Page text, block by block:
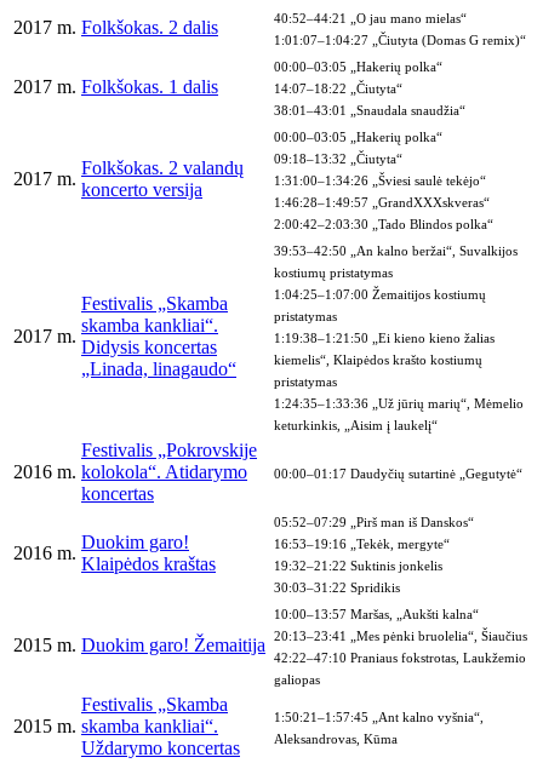
2017 m. Folkšokas. 2 dalis
40:52–44:21 „O jau mano mielas“
1:01:07–1:04:27 „Čiutyta (Domas G remix)“
2017 m. Folkšokas. 1 dalis
00:00–03:05 „Hakerių polka“
14:07–18:22 „Čiutyta“
38:01–43:01 „Snaudala snaudžia“
2017 m.
Folkšokas. 2 valandų
koncerto versija
00:00–03:05 „Hakerių polka“
09:18–13:32 „Čiutyta“
1:31:00–1:34:26 „Šviesi saulė tekėjo“
1:46:28–1:49:57 „GrandXXXskveras“
2:00:42–2:03:30 „Tado Blindos polka“
2017 m.
Festivalis „Skamba
skamba kankliai“.
Didysis koncertas
„Linada, linagaudo“
39:53–42:50 „An kalno beržai“, Suvalkijos
kostiumų pristatymas
1:04:25–1:07:00 Žemaitijos kostiumų
pristatymas
1:19:38–1:21:50 „Ei kieno kieno žalias
kiemelis“, Klaipėdos krašto kostiumų
pristatymas
1:24:35–1:33:36 „Už jūrių marių“, Mėmelio
keturkinkis, „Aisim į laukelį“
2016 m.
Festivalis „Pokrovskije
kolokola“. Atidarymo
koncertas
00:00–01:17 Daudyčių sutartinė „Gegutytė“
2016 m.
Duokim garo!
Klaipėdos kraštas
05:52–07:29 „Pirš man iš Danskos“
16:53–19:16 „Tekėk, mergyte“
19:32–21:22 Suktinis jonkelis
30:03–31:22 Spridikis
2015 m. Duokim garo! Žemaitija
10:00–13:57 Maršas, „Aukšti kalna“
20:13–23:41 „Mes pėnki bruolelia“, Šiaučius
42:22–47:10 Praniaus fokstrotas, Laukžemio
galiopas
2015 m.
Festivalis „Skamba
skamba kankliai“.
Uždarymo koncertas
1:50:21–1:57:45 „Ant kalno vyšnia“,
Aleksandrovas, Kūma